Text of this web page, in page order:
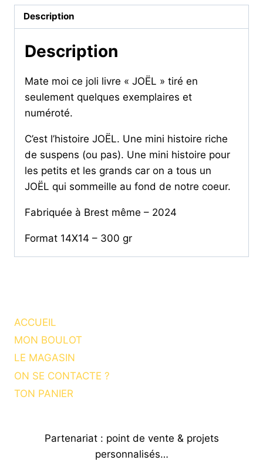
Description
Description
Mate moi ce joli livre « JOËL » tiré en
seulement quelques exemplaires et
numéroté.
C’est l’histoire JOËL. Une mini histoire riche
de suspens (ou pas). Une mini histoire pour
les petits et les grands car on a tous un
JOËL qui sommeille au fond de notre coeur.
Fabriquée à Brest même – 2024
Format 14X14 – 300 gr
ACCUEIL
MON BOULOT
LE MAGASIN
ON SE CONTACTE ?
TON PANIER
Partenariat : point de vente & projets
personnalisés…